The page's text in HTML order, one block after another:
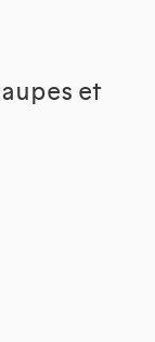
et